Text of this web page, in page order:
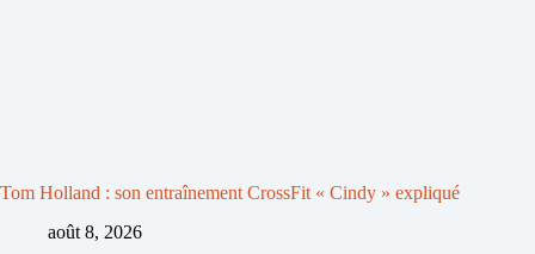
Tom Holland : son entraînement CrossFit « Cindy » expliqué
août 8, 2026